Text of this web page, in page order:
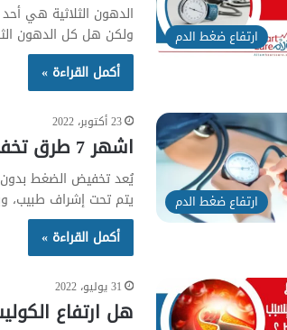
ارتفاع ضغط الدم
الدهون الثلاثية هي
ولكن هل كل الدهون
أكمل القراءة »
ارتفاع ضغط الدم
23 أكتوبر، 2022
اشهر 7 طرق تخفيض الضغط بدون دواء في المنزل
يُعد تخفيض الضغط بدون
يتم تحت إشراف طبيب،
أكمل القراءة »
31 يوليو، 2022
هل ارتفاع